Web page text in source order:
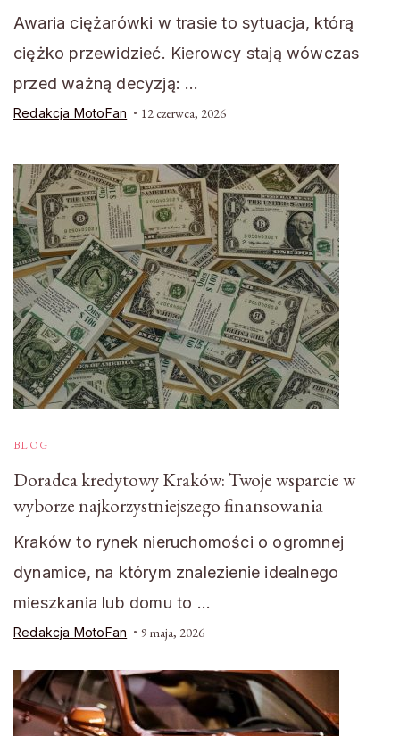
Awaria ciężarówki w trasie to sytuacja, którą
ciężko przewidzieć. Kierowcy stają wówczas
przed ważną decyzją: …
Redakcja MotoFan 12 czerwca, 2026
BLOG
Doradca kredytowy Kraków: Twoje wsparcie w
wyborze najkorzystniejszego finansowania
Kraków to rynek nieruchomości o ogromnej
dynamice, na którym znalezienie idealnego
mieszkania lub domu to …
Redakcja MotoFan 9 maja, 2026